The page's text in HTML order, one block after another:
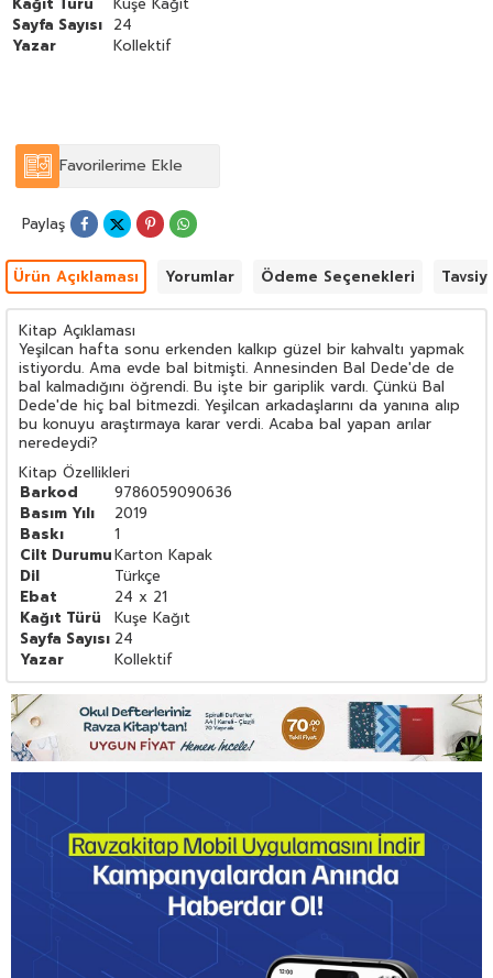
Sayfa Sayısı 24
Yazar
Kollektif
Favorilerime Ekle
Paylaş
Ürün Açıklaması Yorumlar Ödeme Seçenekleri
Kitap Açıklaması
Yeşilcan hafta sonu erkenden kalkıp güzel bir kahvaltı yapmak
istiyordu. Ama evde bal bitmişti. Annesinden Bal Dede'de de
bal kalmadığını öğrendi. Bu işte bir gariplik vardı. Çünkü Bal
Dede'de hiç bal bitmezdi. Yeşilcan arkadaşlarını da yanına alıp
bu konuyu araştırmaya karar verdi. Acaba bal yapan arılar
neredeydi?
Kitap Özellikleri
Barkod
9786059090636
Basım Yılı
2019
Baskı
1
Cilt DurumuKarton Kapak
Dil
Türkçe
Ebat
24 x 21
Kağıt Türü
Kuşe Kağıt
Sayfa Sayısı 24
Yazar
Kollektif